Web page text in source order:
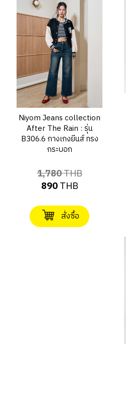
Niyom Jeans collection
After The Rain : รุ่น
B306.6 กางเกงยีนส์ ทรง
กระบอก
1,780THB
890THB
สั่งซื้อ